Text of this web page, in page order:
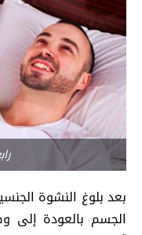
بعد بلوغ النشوة
الجسم بالعودة إلى